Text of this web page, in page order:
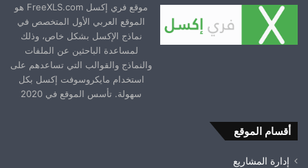
موقع فري إكسل FreeXLS.com هو
الموقع العربي الأول المتخصص في
نماذج الإكسل بشكل خاص، وذلك
لمساعدة الباحثين عن الملفات
والنماذج والقوالب التي تساعدهم على
استخدام مايكروسوفت إكسل بكل
سهولة. تأسس الموقع في 2020
أقسام الموقع
إدارة المشاريع